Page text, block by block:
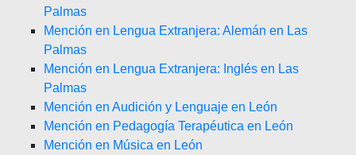
Palmas
Mención en Lengua Extranjera: Alemán en Las
Palmas
Mención en Lengua Extranjera: Inglés en Las
Palmas
Mención en Audición y Lenguaje en León
Mención en Pedagogía Terapéutica en León
Mención en Música en León